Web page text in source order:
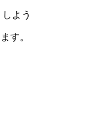
よう
す。